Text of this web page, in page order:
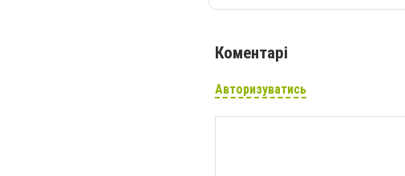
Коментарі
Авторизуватись